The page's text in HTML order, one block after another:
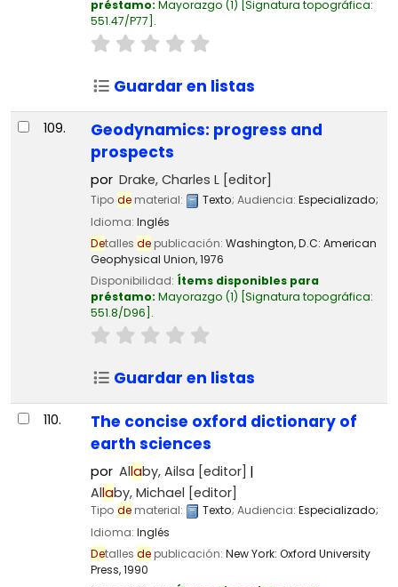
préstamo: Mayorazgo (1) Signatura topográfica:
551.47/P77 .
Guardar en listas
109.
Geodynamics: progress and
prospects
por Drake, Charles L[editor]
Tipo dematerial: Texto; Audiencia: Especializado;
Idioma: Inglés
Detalles depublicación: Washington, D.C: American
Geophysical Union,1976
Disponibilidad: Ítems disponibles para
préstamo: Mayorazgo (1) Signatura topográfica:
551.8/D96 .
Guardar en listas
110.
The concise oxford dictionary of
earth sciences
por Allaby, Ailsa [editor]
Allaby, Michael [editor]
Tipo dematerial: Texto; Audiencia: Especializado;
Idioma: Inglés
Detalles depublicación: New York: Oxford University
Press,1990